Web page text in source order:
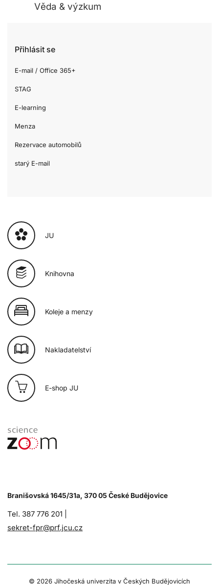
Věda & výzkum
Přihlásit se
E-mail / Office 365+
STAG
E-learning
Menza
Rezervace automobilů
starý E-mail
JU
Knihovna
Koleje a menzy
Nakladatelství
E-shop JU
Branišovská 1645/31a, 370 05 České Budějovice
Tel. 387 776 201 |
sekret-fpr@prf.jcu.cz
© 2026 Jihočeská univerzita v Českých Budějovicích